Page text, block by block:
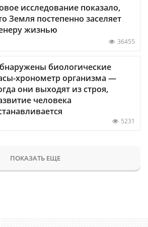
исследование показало,
Земля постепенно заселяет
жизнью
36455
биологические
хронометр организма —
они выходят из строя,
человека
5231
ПОКАЗАТЬ ЕЩЕ